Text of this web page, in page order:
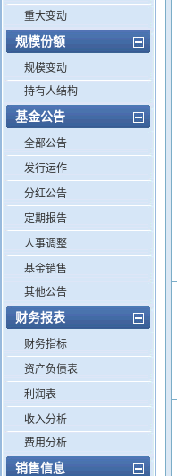
重大变动
规模份额
规模变动
持有人结构
基金公告
全部公告
发行运作
分红公告
定期报告
人事调整
基金销售
其他公告
财务报表
财务指标
资产负债表
利润表
收入分析
费用分析
销售信息